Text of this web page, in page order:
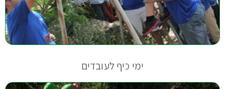
ימי כיף לעובדים